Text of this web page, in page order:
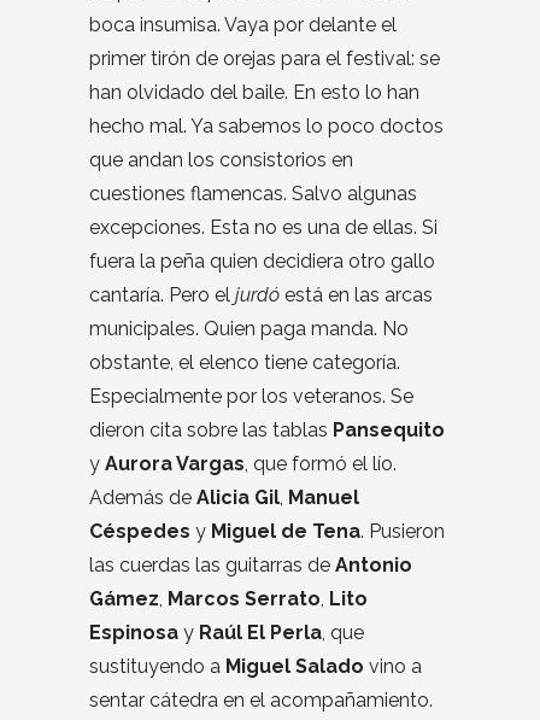
boca insumisa. Vaya por delante el
primer tirón de orejas para el festival: se
han olvidado del baile. En esto lo han
hecho mal. Ya sabemos lo poco doctos
que andan los consistorios en
cuestiones flamencas. Salvo algunas
excepciones. Esta no es una de ellas. Si
fuera la peña quien decidiera otro gallo
cantaría. Pero el jurdó está en las arcas
municipales. Quien paga manda. No
obstante, el elenco tiene categoría.
Especialmente por los veteranos. Se
dieron cita sobre las tablas Pansequito
y Aurora Vargas , que formó el lío.
Además de Alicia Gil Manuel
Céspedes y Miguel de Tena. Pusieron
las cuerdas las guitarras de Antonio
Gámez Marcos Serrato Lito
Espinosa y Raúl El Perla , que
sustituyendo a Miguel Salado vino a
sentar cátedra en el acompañamiento.